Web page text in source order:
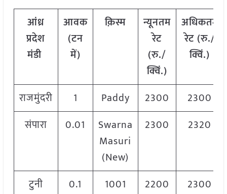
आंध्र
प्रदेश
मंडी
आवक
(टन
में)
क़िस्म
न्यूनतम
रेट
(रु./
क्विं.)
अधिकतम
रेट (रु./
क्विं.)
राजमुंदरी 1 Paddy 2300
2300
संपारा
0.01
Swarna
Masuri
(New)
2300 2320
टुनी 0.1 1001 2200 2300